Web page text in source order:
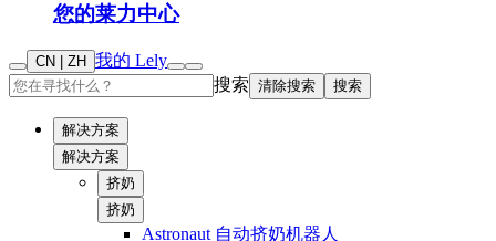
您的莱力中心
CN | ZH 我的 Lely
搜索 清除搜索 搜索
解决方案
解决方案
挤奶
挤奶
Astronaut 自动挤奶机器人